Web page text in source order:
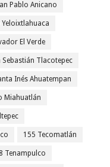
Pablo Anicano
El Verde
Sebastián Tlacotepec
Inés Ahuatempan
Miahuatlán
155 Tecomatlán
Tenampulco